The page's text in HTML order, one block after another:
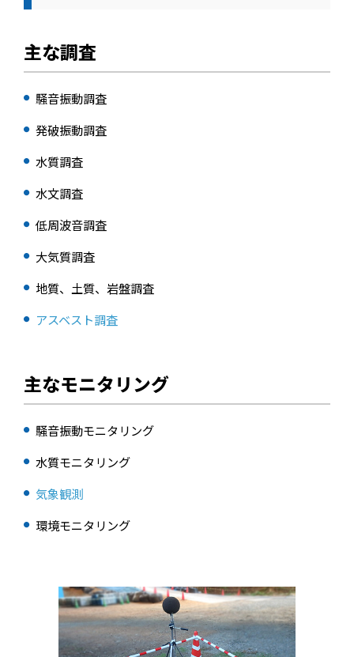
主な調査
騒音振動調査
発破振動調査
水質調査
水文調査
低周波音調査
大気質調査
地質、土質、岩盤調査
アスベスト調査
主なモニタリング
騒音振動モニタリング
水質モニタリング
気象観測
環境モニタリング